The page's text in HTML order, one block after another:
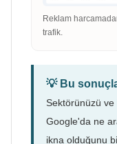
Reklam
trafik.
💡 Bu
Sektörünüzü ve
Google'da ne
ikna olduğunu